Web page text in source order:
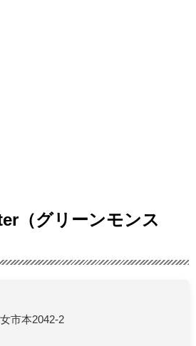
（グリーンモンス
市本2042-2